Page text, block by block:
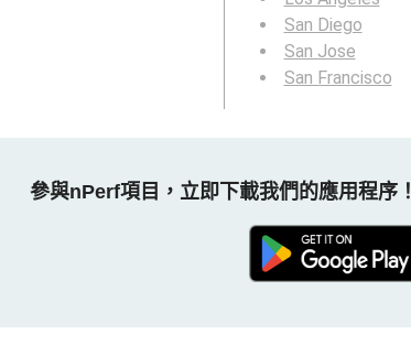
San Diego
San Jose
San Francisco
參與nPerf項目，立即下載我們的應用程序！